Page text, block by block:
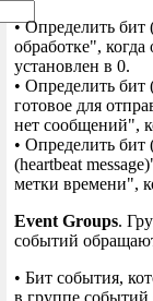
• Определить бит
обработке",
установлен в 0.
• Определить
готовое для
нет сообщений",
• Определить бит
(heartbeat
метки времени",
Event Groups.
событий
• Бит события,
в группе